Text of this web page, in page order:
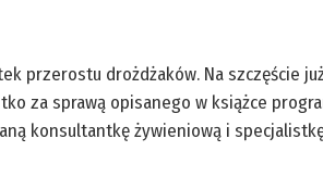
przerostu drożdżaków. Na szczęście
za sprawą opisanego w książce
konsultantkę żywieniową i